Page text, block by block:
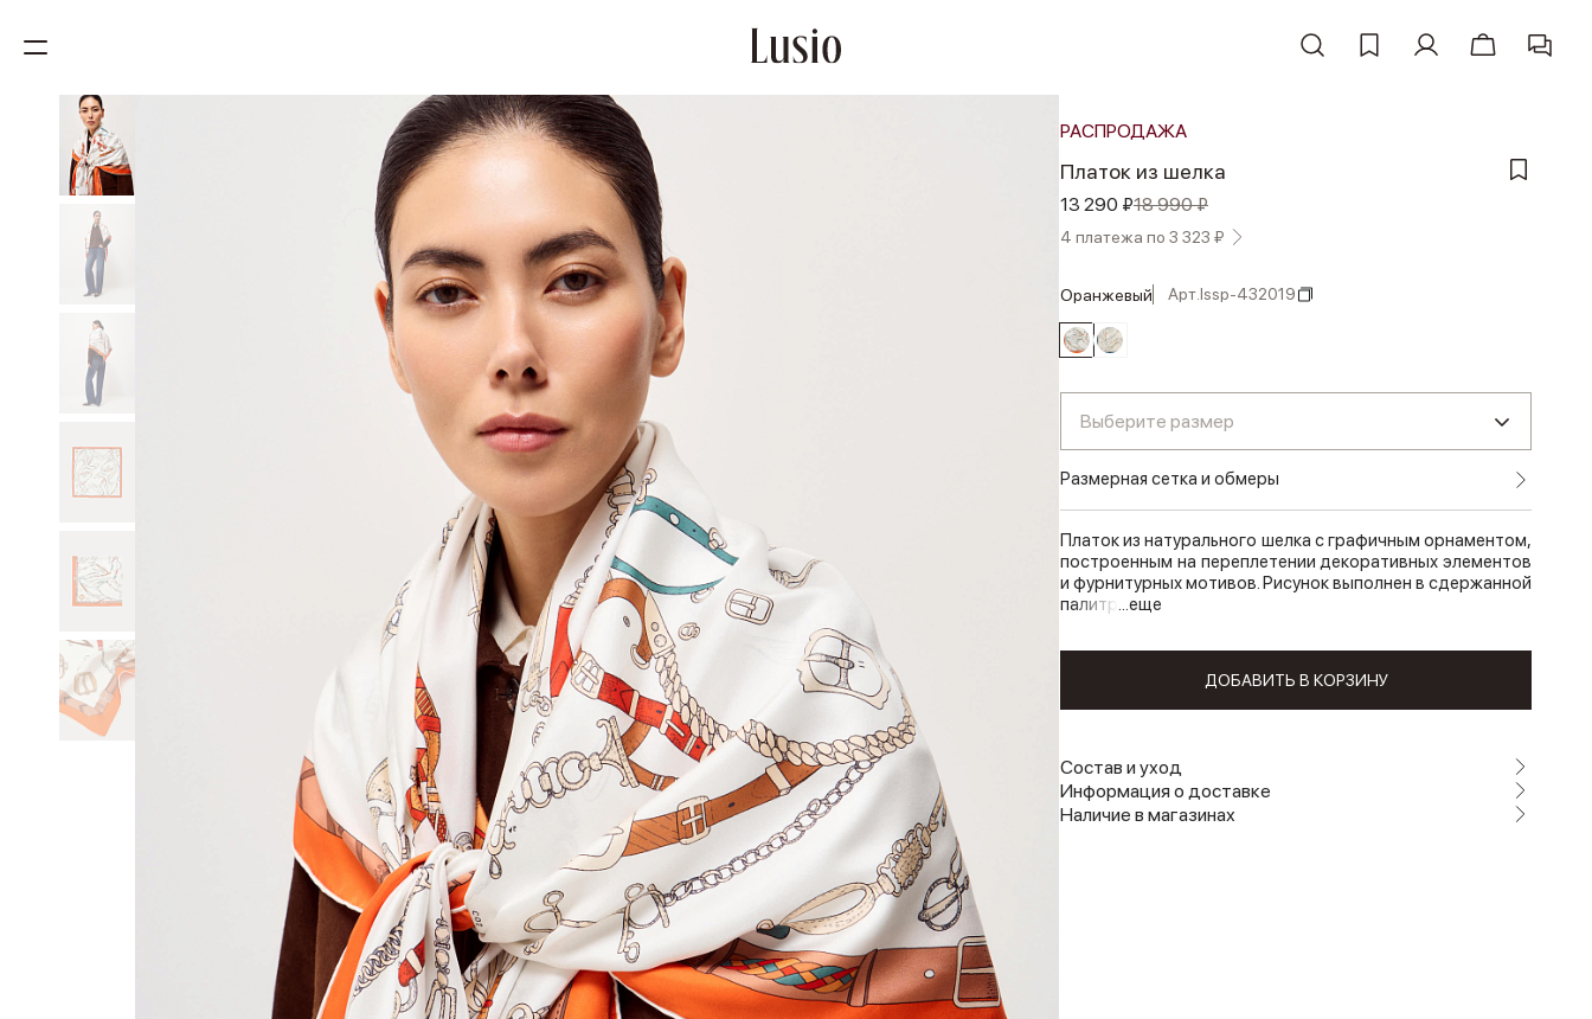
РАСПРОДАЖА
Платок из шелка
13 290 ₽18 990 ₽
4 платежа по 3 323 ₽
оранжевый Арт.lssp-432019
Выберите размер
Размерная сетка и обмеры
Платок из натурального шелка с графичным орнаментом,
построенным на переплетении декоративных элементов
и фурнитурных мотивов. Рисунок выполнен в сдержанной
палитр ...еще
ДОБАВИТЬ В КОРЗИНУ
Состав и уход
Информация о доставке
Наличие в магазинах